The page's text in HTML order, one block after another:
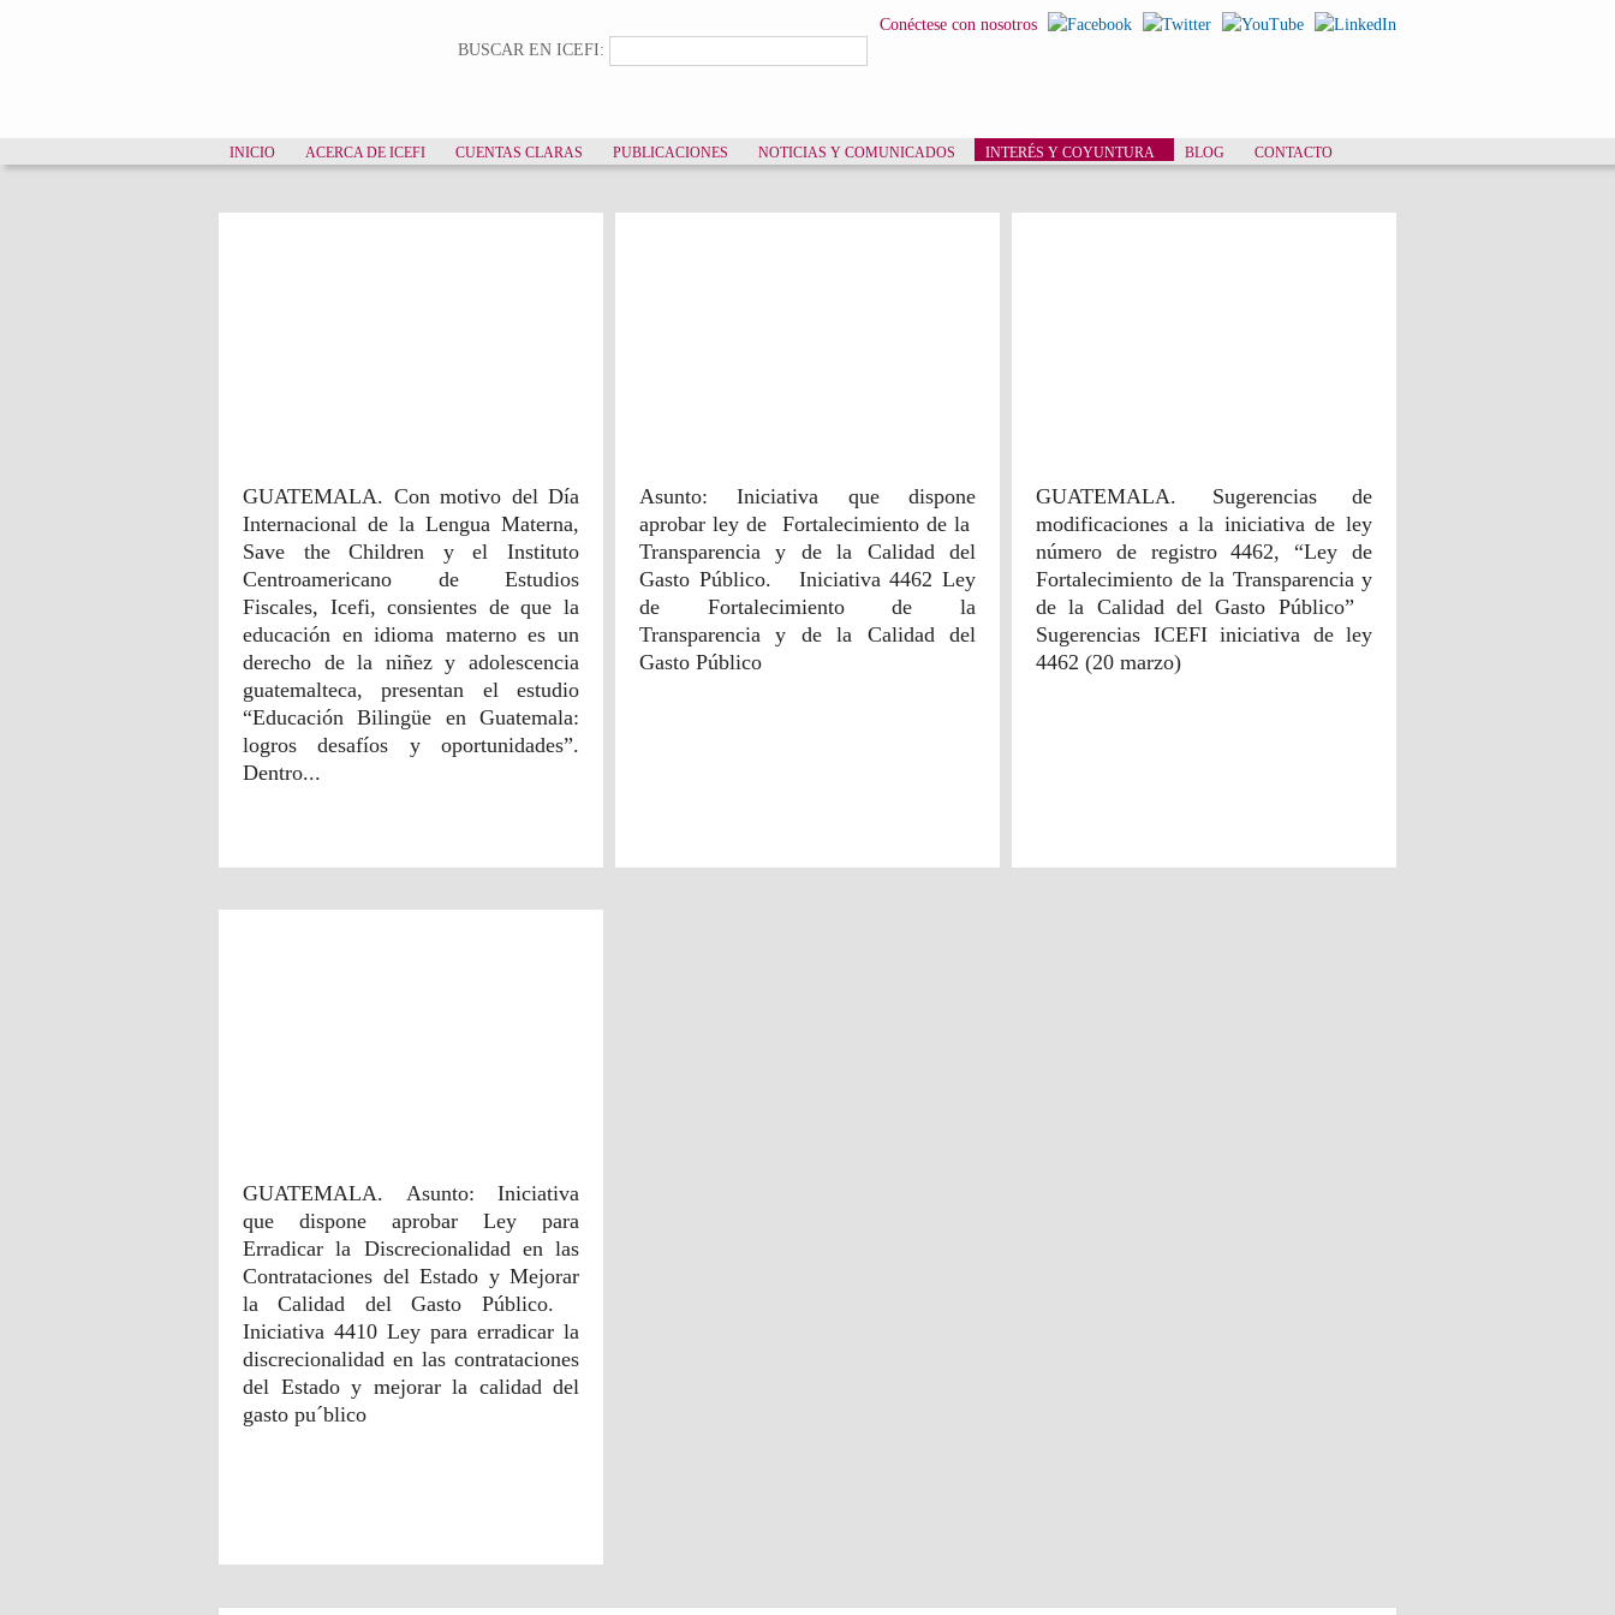
contenido
Conéctese con nosotros
Formulario de búsqueda
BUSCAR EN ICEFI:
INICIO ACERCA DE ICEFI CUENTAS CLARAS PUBLICACIONES NOTICIAS Y COMUNICADOS INTERÉS Y COYUNTURA BLOG CONTACTO
GUATEMALA. Con motivo del Día
Internacional de la Lengua Materna,
Save the Children y el Instituto
Centroamericano de Estudios
Fiscales, Icefi, consientes de que la
educación en idioma materno es un
derecho de la niñez y adolescencia
guatemalteca, presentan el estudio
“Educación Bilingüe en Guatemala:
logros desafíos y oportunidades”.
Dentro...
Transparencia y de la
Calidad del Gasto Público
Asunto: Iniciativa que dispone
aprobar ley de Fortalecimiento de la
Transparencia y de la Calidad del
Gasto Público. Iniciativa 4462 Ley
de Fortalecimiento de la
Transparencia y de la Calidad del
Gasto Público
GUATEMALA. Sugerencias de
modificaciones a la iniciativa de ley
número de registro 4462, “Ley de
Fortalecimiento de la Transparencia y
de la Calidad del Gasto Público”
Sugerencias ICEFI iniciativa de ley
4462 (20 marzo)
contrataciones
GUATEMALA. Asunto: Iniciativa
que dispone aprobar Ley para
Erradicar la Discrecionalidad en las
Contrataciones del Estado y Mejorar
la Calidad del Gasto Público.
Iniciativa 4410 Ley para erradicar la
discrecionalidad en las contrataciones
del Estado y mejorar la calidad del
gasto pu´blico